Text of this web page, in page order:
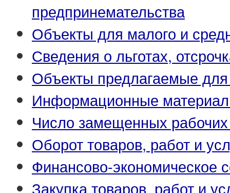
предпринемательства
Объекты для малого и
Сведения о льготах,
Объекты предлагаемые
Информационные
Число замещенных
Оборот товаров, работ и
Финансово-экономическое
Закупка товаров, работ и